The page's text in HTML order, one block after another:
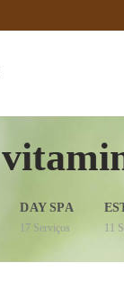
DAY SPA
17 Serviços 11